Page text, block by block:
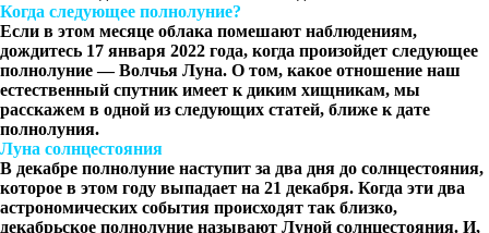
Когда следующее полнолуние?
Если в этом месяце облака помешают наблюдениям,
дождитесь 17 января 2022 года, когда произойдет следующее
полнолуние — Волчья Луна. О том, какое отношение наш
естественный спутник имеет к диким хищникам, мы
расскажем в одной из следующих статей, ближе к дате
полнолуния.
Луна солнцестояния
В декабре полнолуние наступит за два дня до солнцестояния,
которое в этом году выпадает на 21 декабря. Когда эти два
астрономических события происходят так близко,
декабрьское полнолуние называют Луной солнцестояния. И,